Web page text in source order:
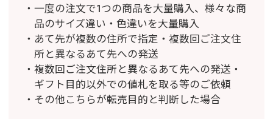
一度の注文で1つの商品を大量購入、様々な商
品のサイズ違い・色違いを大量購入
あて先が複数の住所で指定・複数回ご注文住
所と異なるあて先への発送
複数回ご注文住所と異なるあて先への発送・
ギフト目的以外での値札を取る等のご依頼
その他こちらが転売目的と判断した場合